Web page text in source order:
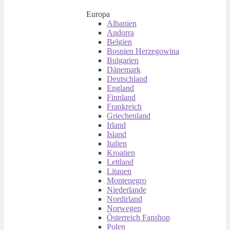
Europa
Albanien
Andorra
Belgien
Bosnien Herzegowina
Bulgarien
Dänemark
Deutschland
England
Finnland
Frankreich
Griechenland
Irland
Island
Italien
Kroatien
Lettland
Litauen
Montenegro
Niederlande
Nordirland
Norwegen
Österreich Fanshop
Polen